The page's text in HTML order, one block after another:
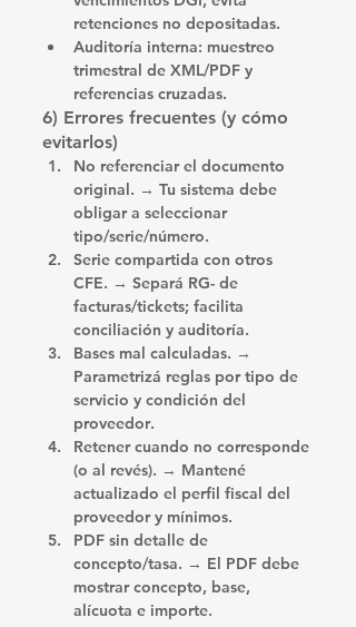
retenciones no depositadas.
Auditoría interna: muestreo
trimestral de XML/PDF y
referencias cruzadas.
6) Errores frecuentes (y cómo
evitarlos)
No referenciar el documento
original. → Tu sistema debe
obligar a seleccionar
tipo/serie/número.
Serie compartida con otros
CFE. → Separá RG- de
facturas/tickets; facilita
conciliación y auditoría.
Bases mal calculadas. →
Parametrizá reglas por tipo de
servicio y condición del
proveedor.
Retener cuando no corresponde
(o al revés). → Mantené
actualizado el perfil fiscal del
proveedor y mínimos.
PDF sin detalle de
concepto/tasa. → El PDF debe
mostrar concepto, base,
alícuota e importe.